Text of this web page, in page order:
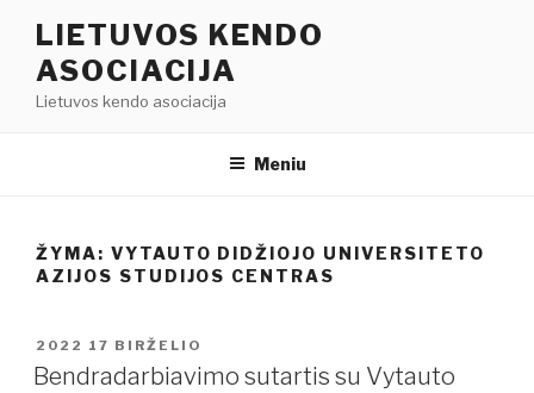
turinio
LIETUVOS KENDO
ASOCIACIJA
Lietuvos kendo asociacija
Meniu
ŽYMA: VYTAUTO DIDŽIOJO UNIVERSITETO
AZIJOS STUDIJOS CENTRAS
PASKELBTA
2022 17 BIRŽELIO
Bendradarbiavimo sutartis su Vytauto